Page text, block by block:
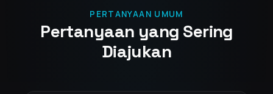
PERTANYAAN UMUM
Pertanyaan yang Sering
Diajukan